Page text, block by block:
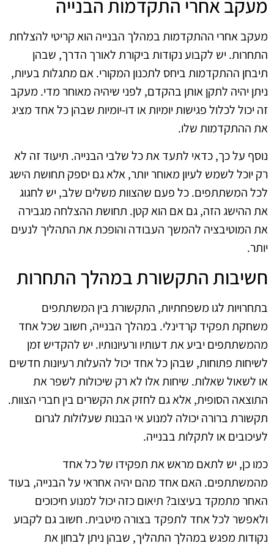
מעקב אחרי התקדמות הבנייה
מעקב אחרי ההתקדמות במהלך הבנייה הוא קריטי להצלחת
התחרות. יש לקבוע נקודות ביקורת לאורך הדרך, שבהן
תיבחן ההתקדמות ביחס לתכנון המקורי. אם מתגלות בעיות,
ניתן יהיה לתקן אותן בהקדם, לפני שיהיה מאוחר מדי. מעקב
זה יכול לכלול פגישות יומיות או דו-יומיות שבהן כל אחד מציג
את ההתקדמות שלו.
נוסף על כך, כדאי לתעד את כל שלבי הבנייה. תיעוד זה לא
רק יוכל לשמש לעיון מאוחר יותר, אלא גם יספק תחושת הישג
לכל המשתתפים. כל פעם שהצוות משלים שלב, יש לחגוג
את ההישג הזה, גם אם הוא קטן. תחושת ההצלחה מגבירה
את המוטיבציה להמשך העבודה והופכת את התהליך לנעים
יותר.
חשיבות התקשורת במהלך התחרות
בתחרויות לגו משפחתיות, התקשורת בין המשתתפים
משחקת תפקיד קרדינלי. במהלך הבנייה, חשוב שכל אחד
מהמשתתפים יביע את דעותיו ורעיונותיו. יש להקדיש זמן
לשיחות פתוחות, שבהן כל אחד יכול להעלות רעיונות חדשים
או לשאול שאלות. שיחות אלו לא רק שיכולות לשפר את
התוצאה הסופית, אלא גם לחזק את הקשרים בין חברי הצוות.
תקשורת ברורה יכולה למנוע אי הבנות שעלולות לגרום
לעיכובים או לתקלות בבנייה.
כמו כן, יש לתאם מראש את תפקידו של כל אחד
מהמשתתפים. האם אחד מהם יהיה אחראי על הבנייה, בעוד
האחר מתמקד בעיצוב? תיאום כזה יכול למנוע חיכוכים
ולאפשר לכל אחד לתפקד בצורה מיטבית. חשוב גם לקבוע
נקודות מפגש במהלך התהליך, שבהן ניתן לבחון את